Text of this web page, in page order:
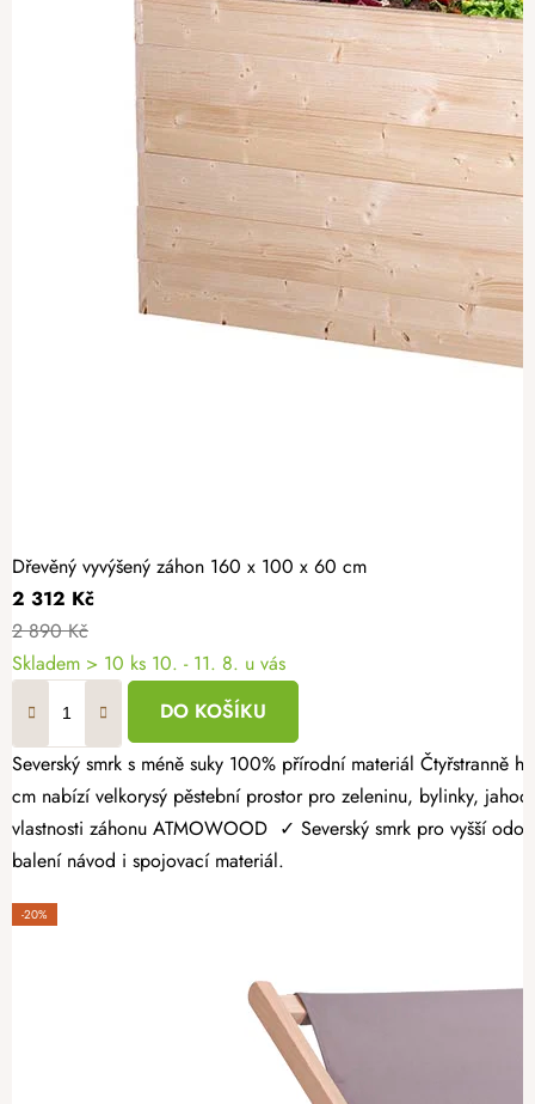
Dřevěný vyvýšený záhon 160 x 100 x 60 cm
2 312 Kč
2 890 Kč
Skladem > 10 ks 10. - 11. 8. u vás
DO KOŠÍKU
Severský smrk s méně suky 100% přírodní materiál Čtyřstranně hoblovaný masiv Dopřejte si radost z vlastní úrody a vytvořte si zahrádku přesně podle svých představ. Dřevěný vyvýšený záhon 160 × 100 × 60
cm nabízí velkorysý pěstební prostor pro zeleninu, bylinky,
vlastnosti záhonu ATMOWOOD ✓ Severský smrk pro vyšší
balení návod i spojovací materiál.
-20%